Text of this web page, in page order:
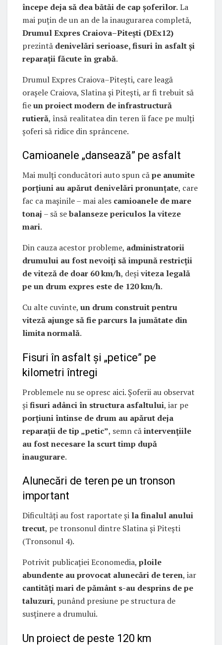
începe deja să dea bătăi de cap șoferilor.La
mai puțin de un an de la inaugurarea completă,
Drumul Expres Craiova–Pitești (DEx12)
prezintă denivelări serioase, fisuri în asfalt și
reparații făcute în grabă.
Drumul Expres Craiova–Pitești, care leagă
orașele Craiova, Slatina și Pitești, ar fi trebuit să
fieun proiect modern de infrastructură
rutieră, însă realitatea din teren îi face pe mulți
șoferi să ridice din sprâncene.
Camioanele „dansează” pe asfalt
Mai mulți conducători auto spun căpe anumite
porțiuni au apărut denivelări pronunțate, care
fac ca mașinile – mai ales camioanele de mare
tonaj – să sebalanseze periculos la viteze
mari.
Din cauza acestor probleme, administratorii
drumului au fost nevoiți să impună restricții
de viteză de doar 60 km/h, deșiviteza legală
pe un drum expres este de 120 km/h.
Cu alte cuvinte, un drum construit pentru
viteză ajunge să fie parcurs la jumătate din
limita normală.
Fisuri în asfalt și „petice” pe
kilometri întregi
Problemele nu se opresc aici. Șoferii au observat
șifisuri adânci în structura asfaltului, iar pe
porțiuni întinse de drum au apărut deja
reparații de tip „petic”, semn căintervențiile
au fost necesare la scurt timp după
inaugurare.
Alunecări de teren pe un tronson
important
Dificultăți au fost raportate și la finalul anului
trecut, pe tronsonul dintre Slatina și Pitești
(Tronsonul 4).
Potrivit publicației Economedia, ploile
abundente au provocat alunecări de teren, iar
cantități mari de pământ s-au desprins de pe
taluzuri, punând presiune pe structura de
susținere a drumului.
Un proiect de peste 120 km